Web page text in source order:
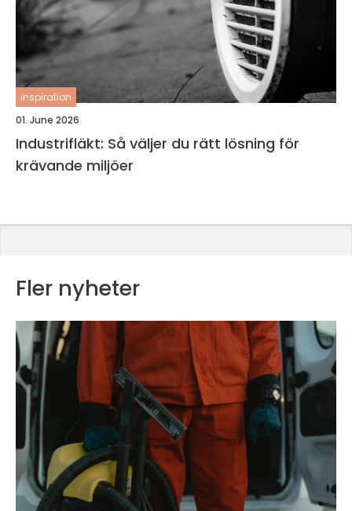
inspiration
01. June 2026
Industrifläkt: Så väljer du rätt lösning för
krävande miljöer
Fler nyheter